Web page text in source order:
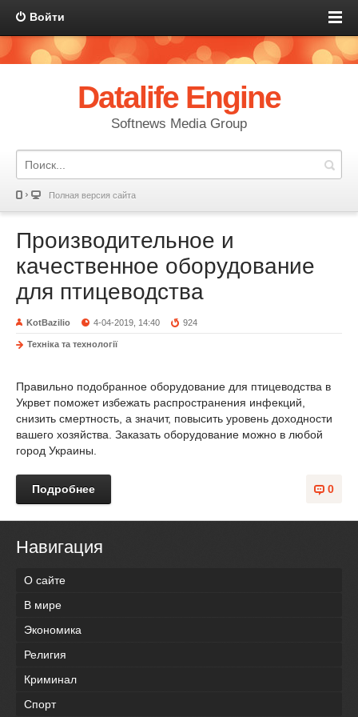
Войти
Datalife Engine
Softnews Media Group
Полная версия сайта
Производительное и
качественное оборудование
для птицеводства
KotBazilio 4-04-2019, 14:40 924
Техніка та технології
Правильно подобранное оборудование для птицеводства в
Укрвет поможет избежать распространения инфекций,
снизить смертность, а значит, повысить уровень доходности
вашего хозяйства. Заказать оборудование можно в любой
город Украины.
0
Подробнее
Навигация
О сайте
В мире
Экономика
Религия
Криминал
Спорт